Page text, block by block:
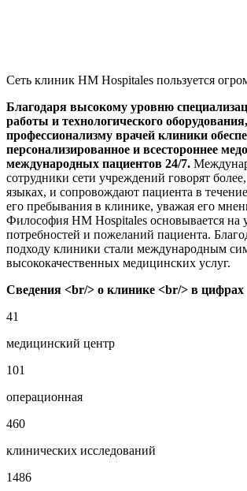
Сеть клиник HM Hospitales пользуется
Благодаря высокому уровню
работы и технологического
профессионализму врачей клиники
персонализированное и всестороннее
международных пациентов 24/7.
сотрудники сети учреждений говорят
языках, и сопровождают пациента в
его пребывания в клинике, уважая его
Философия HM Hospitales основывается на
потребностей и пожеланий пациента.
подходу клиники стали международным
высококачественных медицинских услуг.
Сведения <br/> о клинике <br/> в цифрах
41
медицинский центр
101
операционная
460
клинических исследований
1486